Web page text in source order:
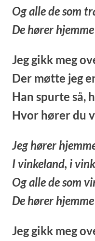
Og alle de som
De hører
Jeg gikk meg
Der møtte jeg
Han spurte så,
Hvor hører du
Jeg hører
I vinkeland, i
Og alle de som
De hører
Jeg gikk meg